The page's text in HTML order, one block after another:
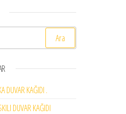
DUVAR KAĞIDI .
DUVAR KAĞIDI